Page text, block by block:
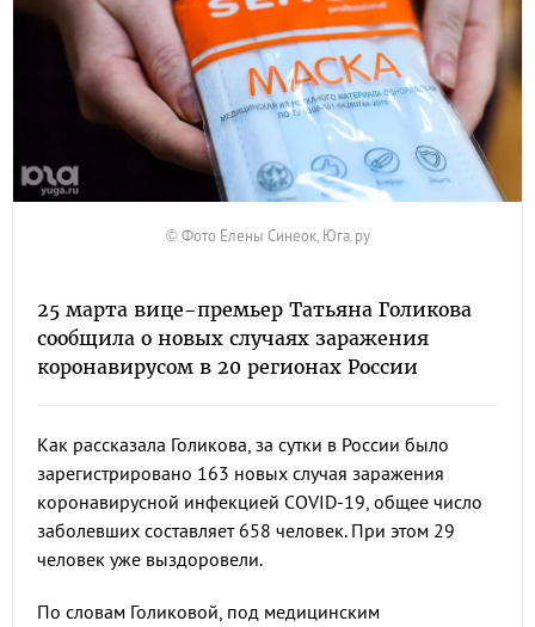
© Фото Елены Синеок, Юга.ру
25 марта вице-премьер Татьяна Голикова
сообщила о новых случаях заражения
коронавирусом в 20 регионах России
Как рассказала Голикова, за сутки в России было
зарегистрировано 163 новых случая заражения
коронавирусной инфекцией COVID-19, общее число
заболевших составляет 658 человек. При этом 29
человек уже выздоровели.
По словам Голиковой, под медицинским